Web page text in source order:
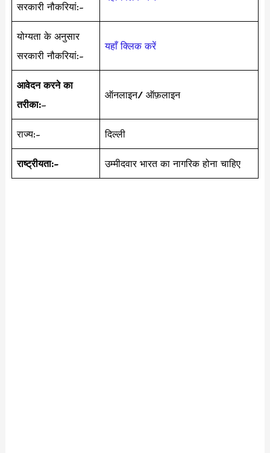
सरकारी नौकरियां:-
योग्यता के अनुसार
सरकारी नौकरियां:-
यहाँ क्लिक करें
आवेदन करने का
तरीका:–
ऑनलाइन/ ऑफ़लाइन
राज्य:- दिल्ली
राष्ट्रीयता:- उम्मीदवार भारत का नागरिक होना चाहिए